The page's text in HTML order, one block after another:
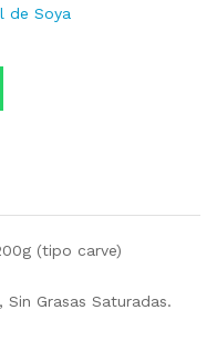
de Soya
(tipo carve)
Grasas Saturadas.